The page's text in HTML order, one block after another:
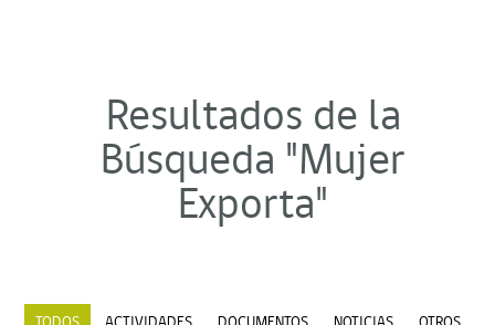
Resultados de la
Búsqueda "Mujer
Exporta"